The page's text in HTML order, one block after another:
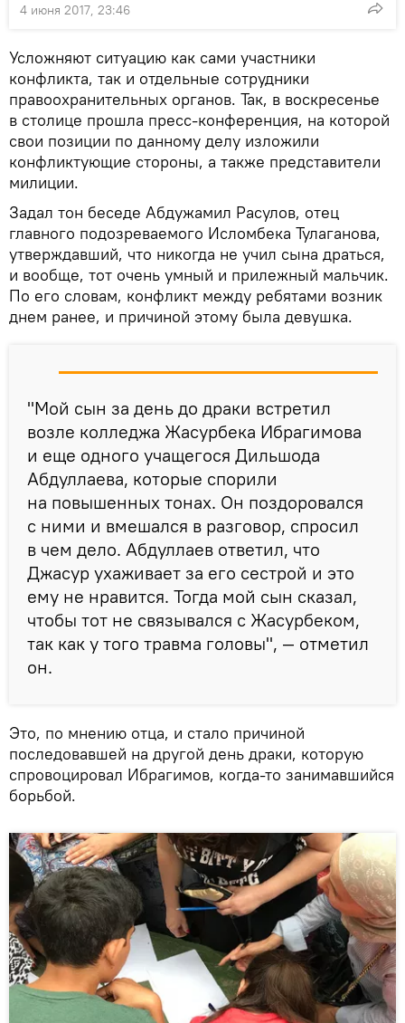
4 июня 2017, 23:46
Усложняют ситуацию как сами участники
конфликта, так и отдельные сотрудники
правоохранительных органов. Так, в воскресенье
в столице прошла пресс-конференция, на которой
свои позиции по данному делу изложили
конфликтующие стороны, а также представители
милиции.
Задал тон беседе Абдужамил Расулов, отец
главного подозреваемого Исломбека Тулаганова,
утверждавший, что никогда не учил сына драться,
и вообще, тот очень умный и прилежный мальчик.
По его словам, конфликт между ребятами возник
днем ранее, и причиной этому была девушка.
"Мой сын за день до драки встретил
возле колледжа Жасурбека Ибрагимова
и еще одного учащегося Дильшода
Абдуллаева, которые спорили
на повышенных тонах. Он поздоровался
с ними и вмешался в разговор, спросил
в чем дело. Абдуллаев ответил, что
Джасур ухаживает за его сестрой и это
ему не нравится. Тогда мой сын сказал,
чтобы тот не связывался с Жасурбеком,
так как у того травма головы", — отметил
он.
Это, по мнению отца, и стало причиной
последовавшей на другой день драки, которую
спровоцировал Ибрагимов, когда-то занимавшийся
борьбой.